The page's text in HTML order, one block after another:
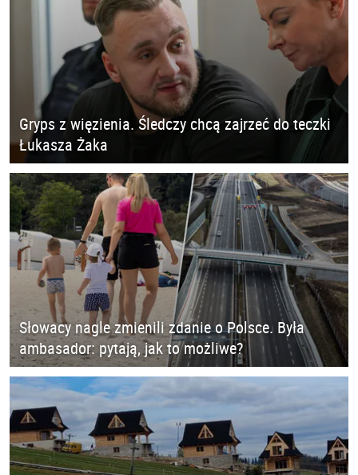
Gryps z więzienia. Śledczy chcą zajrzeć do teczki
Łukasza Żaka
Słowacy nagle zmienili zdanie o Polsce. Była
ambasador: pytają, jak to możliwe?